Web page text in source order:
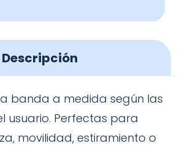
Descripción
banda a medida según las
usuario. Perfectas para
movilidad, estiramiento o